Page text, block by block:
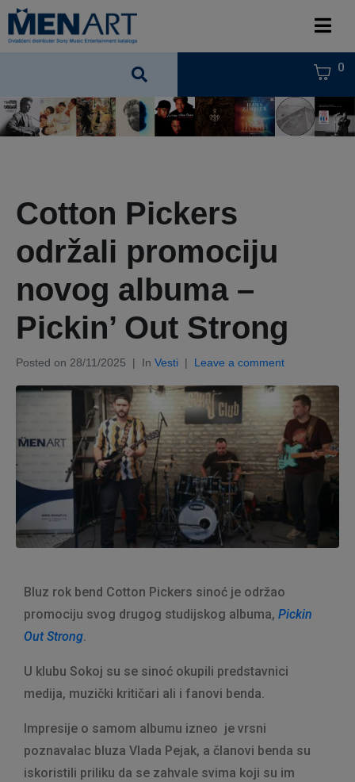
0
Cotton Pickers
održali promociju
novog albuma –
Pickin’ Out Strong
Posted on 28/11/2025 In Vesti Leave a comment
Bluz rok bend Cotton Pickers sinoć je održao
promociju svog drugog studijskog albuma, Pickin
Out Strong.
U klubu Sokoj su se sinoć okupili predstavnici
medija, muzički kritičari ali i fanovi benda.
Impresije o samom albumu izneo je vrsni
poznavalac bluza Vlada Pejak, a članovi benda su
iskoristili priliku da se zahvale svima koji su im